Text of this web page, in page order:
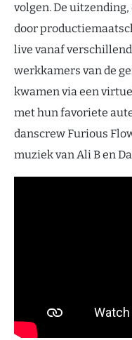
volgen. De
door
live vanaf
werkkamers van de
kwamen via een
met hun favoriete
danscrew Furious
muziek van Ali B en